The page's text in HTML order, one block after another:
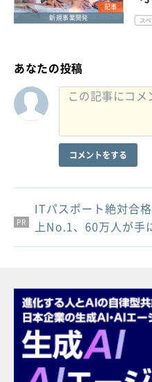
記事
新規事業開発
あなたの投稿
コメントをする
PR
PR
PR
ITパスポート絶対合
上No.1、60万人が手